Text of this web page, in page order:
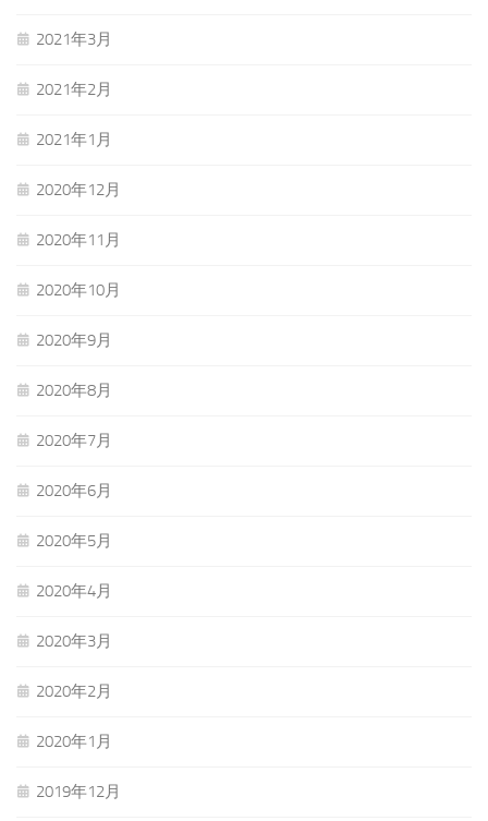
2021年3月
2021年2月
2021年1月
2020年12月
2020年11月
2020年10月
2020年9月
2020年8月
2020年7月
2020年6月
2020年5月
2020年4月
2020年3月
2020年2月
2020年1月
2019年12月